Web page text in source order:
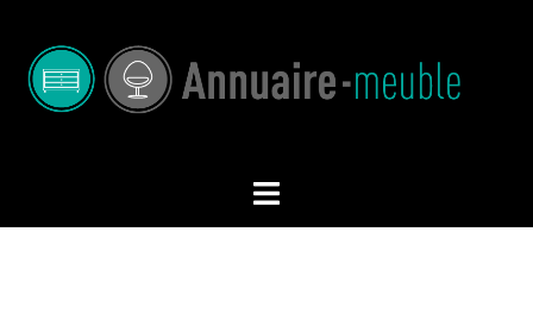
contenu
Ouvrir/fermer